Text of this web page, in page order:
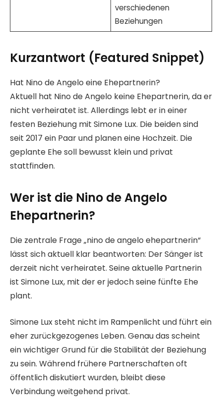
verschiedenen
Beziehungen
Kurzantwort (Featured Snippet)
Hat Nino de Angelo eine Ehepartnerin?
Aktuell hat Nino de Angelo keine Ehepartnerin, da er
nicht verheiratet ist. Allerdings lebt er in einer
festen Beziehung mit Simone Lux. Die beiden sind
seit 2017 ein Paar und planen eine Hochzeit. Die
geplante Ehe soll bewusst klein und privat
stattfinden.
Wer ist die Nino de Angelo
Ehepartnerin?
Die zentrale Frage „nino de angelo ehepartnerin“
lässt sich aktuell klar beantworten: Der Sänger ist
derzeit nicht verheiratet. Seine aktuelle Partnerin
ist Simone Lux, mit der er jedoch seine fünfte Ehe
plant.
Simone Lux steht nicht im Rampenlicht und führt ein
eher zurückgezogenes Leben. Genau das scheint
ein wichtiger Grund für die Stabilität der Beziehung
zu sein. Während frühere Partnerschaften oft
öffentlich diskutiert wurden, bleibt diese
Verbindung weitgehend privat.